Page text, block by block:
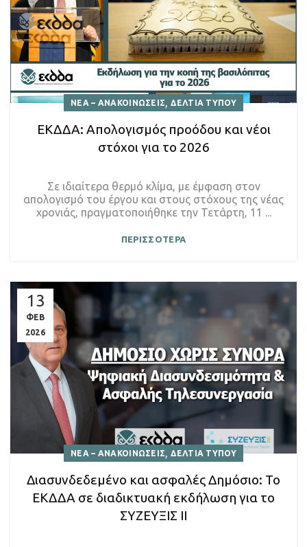
ΝΕΑ – ΑΝΑΚΟΙΝΩΣΕΙΣ,ΔΕΛΤΙΑ ΤΥΠΟΥ
ΕΚΔΔΑ: Απολογισμός προόδου και νέοι
στόχοι για το 2026
Σε ιδιαίτερα θερμό κλίμα, με έμφαση στον
απολογισμό του έργου και στους στόχους της νέας
χρονιάς, πραγματοποιήθηκε την Τετάρτη, 11 ...
ΠΕΡΙΣΣΟΤΕΡΑ
13
ΦΕΒ
2026
ΝΕΑ – ΑΝΑΚΟΙΝΩΣΕΙΣ,ΔΕΛΤΙΑ ΤΥΠΟΥ
Διασυνδεδεμένο και ασφαλές Δημόσιο: Το
ΕΚΔΔΑ σε διαδικτυακή εκδήλωση για το
ΣΥΖΕΥΞΙΣ ΙΙ